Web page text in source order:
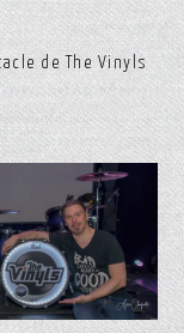
de The Vinyls